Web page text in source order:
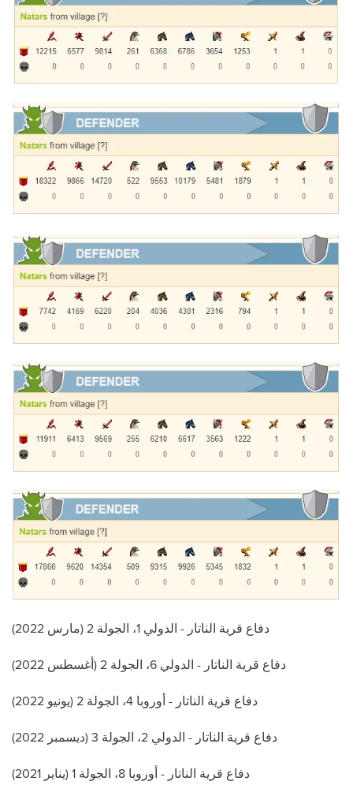
دفاع قرية الناتار - الدولي 1، الجولة 2 (مارس 2022)
دفاع قرية الناتار - الدولي 6، الجولة 2 (أغسطس 2022)
دفاع قرية الناتار - أوروبا 4، الجولة 2 (يونيو 2022)
دفاع قرية الناتار - الدولي 2، الجولة 3 (ديسمبر 2022)
دفاع قرية الناتار - أوروبا 8، الجولة 1 (يناير 2021)